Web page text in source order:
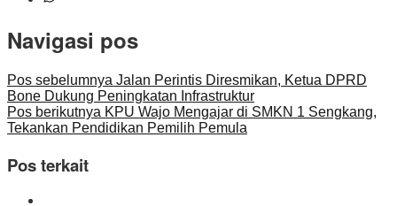
Navigasi pos
Pos sebelumnya Jalan Perintis Diresmikan, Ketua DPRD
Bone Dukung Peningkatan Infrastruktur
Pos berikutnya KPU Wajo Mengajar di SMKN 1 Sengkang,
Tekankan Pendidikan Pemilih Pemula
Pos terkait